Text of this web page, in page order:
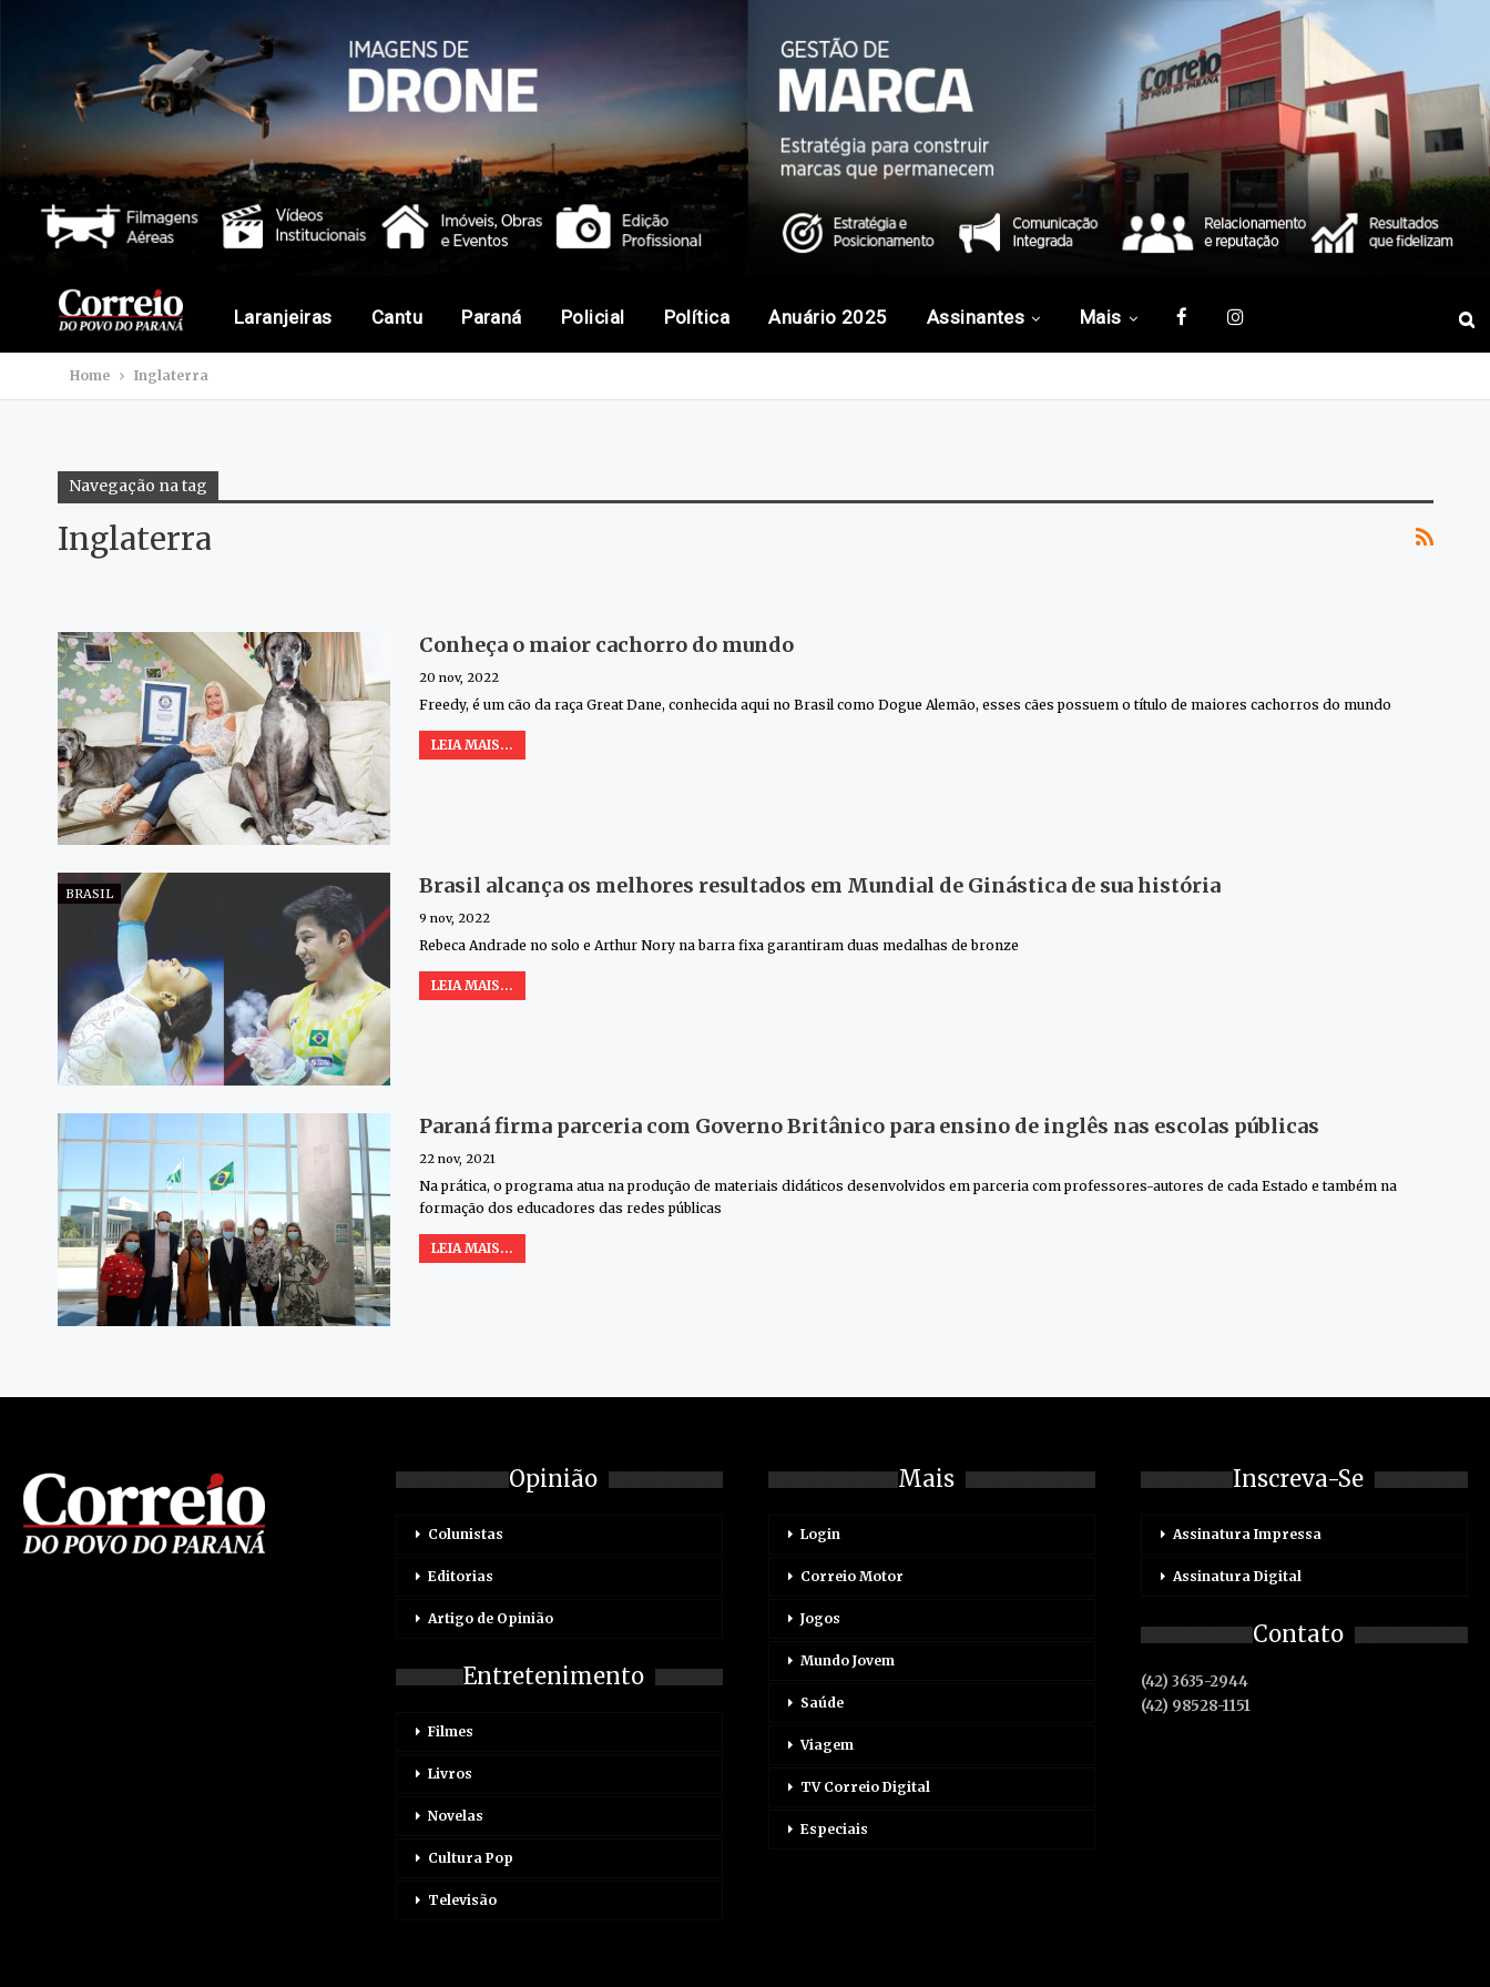
Laranjeiras Cantu Paraná Policial Política Anuário 2025 Assinantes Mais
Home Inglaterra
Navegação na tag
Inglaterra
Conheça o maior cachorro do mundo
20 nov, 2022
Freedy, é um cão da raça Great Dane, conhecida aqui no Brasil como Dogue Alemão, esses cães possuem o título de maiores cachorros do mundo
LEIA MAIS...
BRASIL Brasil alcança os melhores resultados em Mundial de Ginástica de sua história
9 nov, 2022
Rebeca Andrade no solo e Arthur Nory na barra fixa garantiram duas medalhas de bronze
LEIA MAIS...
Paraná firma parceria com Governo Britânico para ensino de inglês nas escolas públicas
22 nov, 2021
Na prática, o programa atua na produção de materiais didáticos desenvolvidos em parceria com professores-autores de cada Estado e também na
formação dos educadores das redes públicas
LEIA MAIS...
Opinião
Colunistas
Editorias
Artigo de Opinião
Entretenimento
Filmes
Livros
Novelas
Cultura Pop
Televisão
Mais
Login
Correio Motor
Jogos
Mundo Jovem
Saúde
Viagem
TV Correio Digital
Especiais
Inscreva-Se
Assinatura Impressa
Assinatura Digital
Contato
(42) 3635-2944
(42) 98528-1151